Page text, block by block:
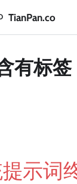
TianPan.co
有标签
示词